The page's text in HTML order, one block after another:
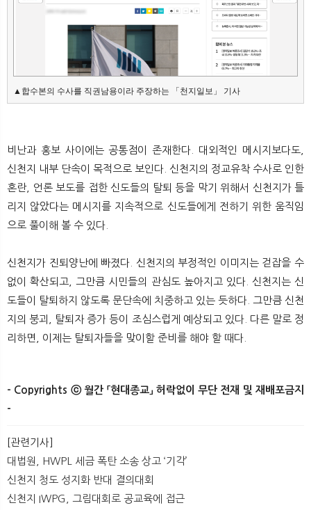
▲합수본의 수사를 직권남용이라 주장하는 「천지일보」 기사
비난과 홍보 사이에는 공통점이 존재한다. 대외적인 메시지보다도,
신천지 내부 단속이 목적으로 보인다. 신천지의 정교유착 수사로 인한
혼란, 언론 보도를 접한 신도들의 탈퇴 등을 막기 위해서 신천지가 틀
리지 않았다는 메시지를 지속적으로 신도들에게 전하기 위한 움직임
으로 풀이해 볼 수 있다.
신천지가 진퇴양난에 빠졌다. 신천지의 부정적인 이미지는 걷잡을 수
없이 확산되고, 그만큼 시민들의 관심도 높아지고 있다. 신천지는 신
도들이 탈퇴하지 않도록 문단속에 치중하고 있는 듯하다. 그만큼 신천
지의 붕괴, 탈퇴자 증가 등이 조심스럽게 예상되고 있다. 다른 말로 정
리하면, 이제는 탈퇴자들을 맞이할 준비를 해야 할 때다.
- Copyrights ⓒ 월간 「현대종교」 허락없이 무단 전재 및 재배포금지
-​
[관련기사]
대법원, HWPL 세금 폭탄 소송 상고 ‘기각’
신천지 청도 성지화 반대 결의대회
신천지 IWPG, 그림대회로 공교육에 접근